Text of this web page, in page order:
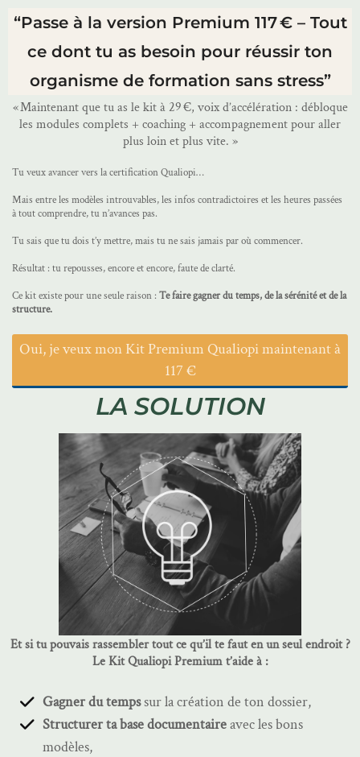
“Passe à la version Premium 117 € – Tout
ce dont tu as besoin pour réussir ton
organisme de formation sans stress”
« Maintenant que tu as le kit à 29 €, voix d’accélération : débloque
les modules complets + coaching + accompagnement pour aller
plus loin et plus vite. »
Tu veux avancer vers la certification Qualiopi…
Mais entre les modèles introuvables, les infos contradictoires et les heures passées
à tout comprendre, tu n’avances pas.
Tu sais que tu dois t’y mettre, mais tu ne sais jamais par où commencer.
Résultat : tu repousses, encore et encore, faute de clarté.
Ce kit existe pour une seule raison : Te faire gagner du temps, de la sérénité et de la
structure.
Oui, je veux mon Kit Premium Qualiopi maintenant à
117 €
LA SOLUTION
Et si tu pouvais rassembler tout ce qu’il te faut en un seul endroit ?
Le Kit Qualiopi Premium t’aide à :
Gagner du tempssur la création de ton dossier,
Structurer ta base documentaireavec les bons
modèles,